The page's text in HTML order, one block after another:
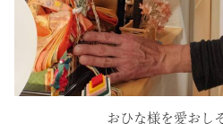
おひな様を愛おし